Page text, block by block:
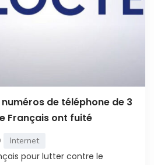
de téléphone de 3
Français ont fuité
Internet
pour lutter contre le